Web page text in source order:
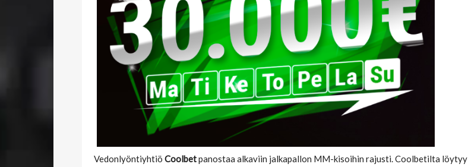
Vedonlyöntiyhtiö Coolbetpanostaa alkaviin jalkapallon MM-kisoihin rajusti. Coolbetilta löytyy